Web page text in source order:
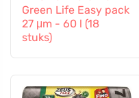
Green Life Easy pack
27 μm - 60 l (18
stuks)